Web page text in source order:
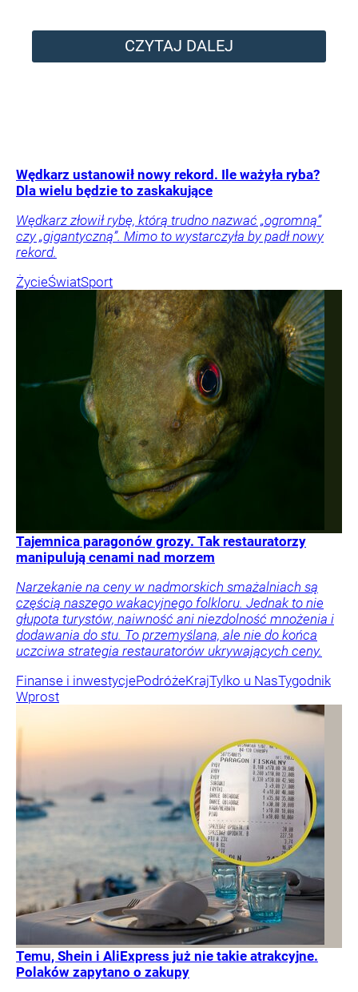
CZYTAJ DALEJ
Wędkarz ustanowił nowy rekord. Ile ważyła ryba?
Dla wielu będzie to zaskakujące
Wędkarz złowił rybę, którą trudno nazwać „ogromną”
czy „gigantyczną”. Mimo to wystarczyła by padł nowy
rekord.
ŻycieŚwiatSport
Tajemnica paragonów grozy. Tak restauratorzy
manipulują cenami nad morzem
Narzekanie na ceny w nadmorskich smażalniach są
częścią naszego wakacyjnego folkloru. Jednak to nie
głupota turystów, naiwność ani niezdolność mnożenia i
dodawania do stu. To przemyślana, ale nie do końca
uczciwa strategia restauratorów ukrywających ceny.
Finanse i inwestycjePodróżeKrajTylko u NasTygodnik
Wprost
Temu, Shein i AliExpress już nie takie atrakcyjne.
Polaków zapytano o zakupy